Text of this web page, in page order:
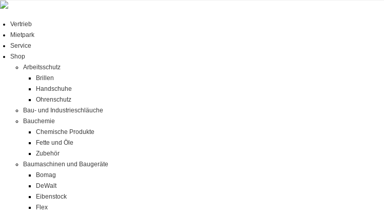
Zum
springen
Vertrieb
Mietpark
Service
Shop
Arbeitsschutz
Brillen
Handschuhe
Ohrenschutz
Bau- und Industrieschläuche
Bauchemie
Chemische Produkte
Fette und Öle
Zubehör
Baumaschinen und Baugeräte
Bomag
DeWalt
Eibenstock
Flex